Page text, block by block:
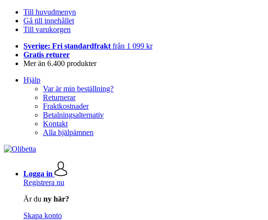
Till huvudmenyn
Gå till innehållet
Till varukorgen
Sverige: Fri standardfrakt från 1 099 kr
Gratis returer
Mer än 6.400 produkter
Hjälp
Var är min beställning?
Returnerar
Fraktkostnader
Betalningsalternativ
Kontakt
Alla hjälpämnen
Logga in
Registrera nu
Är du ny här?
Skapa konto